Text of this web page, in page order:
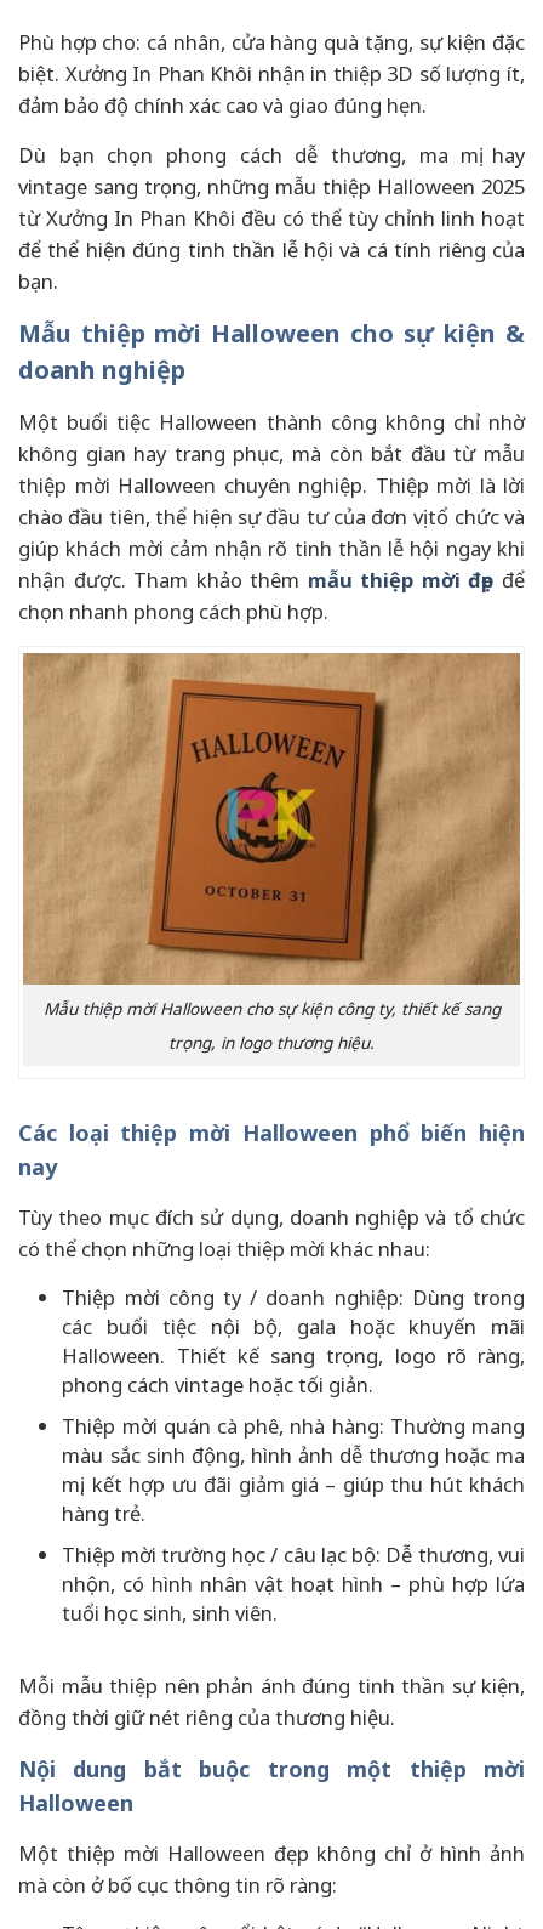
Phù hợp cho: cá nhân, cửa hàng quà tặng, sự kiện đặc
biệt. Xưởng In Phan Khôi nhận in thiệp 3D số lượng ít,
đảm bảo độ chính xác cao và giao đúng hẹn.
Dù bạn chọn phong cách dễ thương, ma mị hay
vintage sang trọng, những mẫu thiệp Halloween 2025
từ Xưởng In Phan Khôi đều có thể tùy chỉnh linh hoạt
để thể hiện đúng tinh thần lễ hội và cá tính riêng của
bạn.
Mẫu thiệp mời Halloween cho sự kiện &
doanh nghiệp
Một buổi tiệc Halloween thành công không chỉ nhờ
không gian hay trang phục, mà còn bắt đầu từ mẫu
thiệp mời Halloween chuyên nghiệp. Thiệp mời là lời
chào đầu tiên, thể hiện sự đầu tư của đơn vị tổ chức và
giúp khách mời cảm nhận rõ tinh thần lễ hội ngay khi
nhận được. Tham khảo thêm mẫu thiệp mời đẹp để
chọn nhanh phong cách phù hợp.
Mẫu thiệp mời Halloween cho sự kiện công ty, thiết kế sang
trọng, in logo thương hiệu.
Các loại thiệp mời Halloween phổ biến hiện
nay
Tùy theo mục đích sử dụng, doanh nghiệp và tổ chức
có thể chọn những loại thiệp mời khác nhau:
Thiệp mời công ty / doanh nghiệp: Dùng trong
các buổi tiệc nội bộ, gala hoặc khuyến mãi
Halloween. Thiết kế sang trọng, logo rõ ràng,
phong cách vintage hoặc tối giản.
Thiệp mời quán cà phê, nhà hàng: Thường mang
màu sắc sinh động, hình ảnh dễ thương hoặc ma
mị, kết hợp ưu đãi giảm giá – giúp thu hút khách
hàng trẻ.
Thiệp mời trường học / câu lạc bộ: Dễ thương, vui
nhộn, có hình nhân vật hoạt hình – phù hợp lứa
tuổi học sinh, sinh viên.
Mỗi mẫu thiệp nên phản ánh đúng tinh thần sự kiện,
đồng thời giữ nét riêng của thương hiệu.
Nội dung bắt buộc trong một thiệp mời
Halloween
Một thiệp mời Halloween đẹp không chỉ ở hình ảnh
mà còn ở bố cục thông tin rõ ràng: